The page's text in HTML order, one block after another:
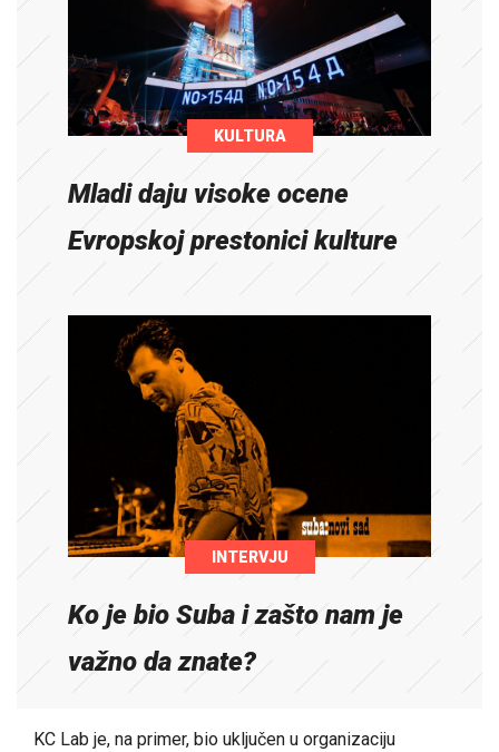
KULTURA
Mladi daju visoke ocene
Evropskoj prestonici kulture
INTERVJU
Ko je bio Suba i zašto nam je
važno da znate?
KC Lab je, na primer, bio uključen u organizaciju